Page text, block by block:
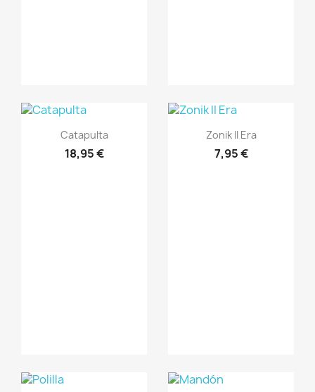
Vista rápida
Catapulta
18,95 €
Vista rápida
Zonik II Era
7,95 €